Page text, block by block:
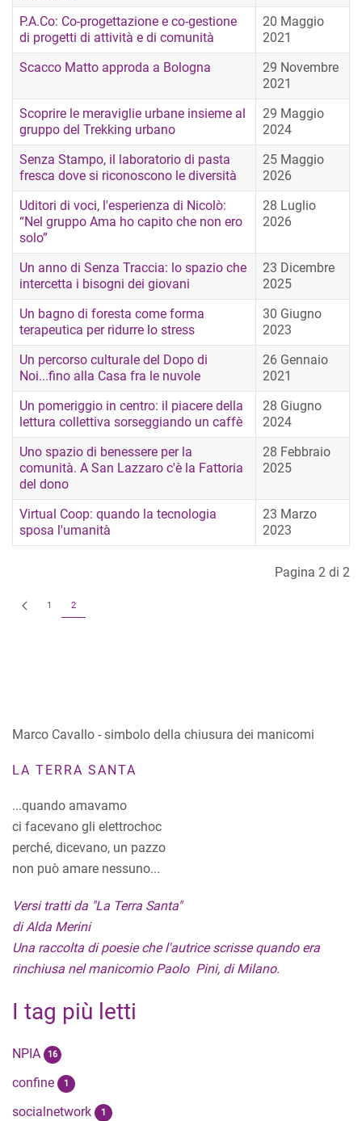
P.A.Co: Co-progettazione e co-gestione
di progetti di attività e di comunità
20 Maggio
2021
Scacco Matto approda a Bologna
29 Novembre
2021
Scoprire le meraviglie urbane insieme al
gruppo del Trekking urbano
29 Maggio
2024
Senza Stampo, il laboratorio di pasta
fresca dove si riconoscono le diversità
25 Maggio
2026
Uditori di voci, l'esperienza di Nicolò:
“Nel gruppo Ama ho capito che non ero
solo”
28 Luglio
2026
Un anno di Senza Traccia: lo spazio che
intercetta i bisogni dei giovani
23 Dicembre
2025
Un bagno di foresta come forma
terapeutica per ridurre lo stress
30 Giugno
2023
Un percorso culturale del Dopo di
Noi...fino alla Casa fra le nuvole
26 Gennaio
2021
Un pomeriggio in centro: il piacere della
lettura collettiva sorseggiando un caffè
28 Giugno
2024
Uno spazio di benessere per la
comunità. A San Lazzaro c'è la Fattoria
del dono
28 Febbraio
2025
Virtual Coop: quando la tecnologia
sposa l'umanità
23 Marzo
2023
Pagina 2 di 2
1 2
Marco Cavallo - simbolo della chiusura dei manicomi
LA TERRA SANTA
...quando amavamo
ci facevano gli elettrochoc
perché, dicevano, un pazzo
non può amare nessuno...
Versi tratti da "La Terra Santa"
di Alda Merini
Una raccolta di poesie che l'autrice scrisse quando era
rinchiusa nel manicomio Paolo Pini, di Milano.
I tag più letti
NPIA 16
confine 1
socialnetwork 1